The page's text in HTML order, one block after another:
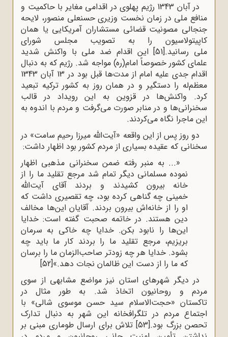
در آبان 1343 رژیم پهلوی در اقدامی مغایر با حاکمیت و
منافع ملی در زمان نخست وزیری حسنعلی منصور، لایحه
جنجالی مصونیت قضائی مستشاران آمریکایی یا همان
کاپیتولاسیون را به تصویب مجلس شورای
ملی رسانید.[51]این اقدام ضد ملی با واکنش شدید
علمای کشور خصوصاً امام(ره) مواجه شد. رژیم که به دنبال
اقدام جدی علیه امام از مدت‌ها قبل بود در 13 آبان 1343
معظم‌له را دستگیر و در همان روز به کشور ترکیه تبعید
کرد. واکنش‌ها در قزوین به این رویداد در قالب
سخنرانی‌ها و در منابر صورت می‌گرفت و مردم با اندوه به
این ماجرا نگاه می‌کردند.
دو روز پس از این واقعه «آیت‌الله میرزا رحیم سامت» در
سخنانی که عقیده بسیاری از مردم کشور بود اظهار داشت:
«... به منبر رفته ضمن سخنرانی مذهبی اظهار
نموده مسلمانی دیگر تمام شد مرجع تقلید ما را از
خانه بیرون کشیدند و بردند آقای آیت‌الله
خمینی چه گناهی کرده بود، چه تقصیری داشت که
او را از خانه‌اش بیرون بردند. آقایان این‌ها مخالف
دین هستند. در خاتمه صحبت گفته است: خدایا
این‌ها را نابود بکن. خدایا چه خاکی به سرمان
بریزیم، مرجع تقلید ما را بردند کار ما باید چه
بشود. خدایا هر چه زودتر صاحب‌الزمان ما را برسان
که ما را از دست این ظالمان نجات دهد.»[52]
در دیگر شهرهای استان نیز مواضع مشابهی از سوی
مردم و روحانیون اتخاذ شد. به طور مثال در
تاکستان «حجت‌الاسلام سید حسن موسوی شالی» با
اجتماع مردم در تلگرافخانه این شهر به دنبال تدارک
تحصن بزرگ بود.[53]تلاش برای ارسال طوماری مبنی بر